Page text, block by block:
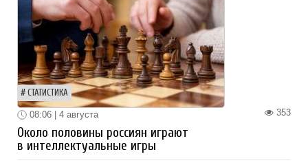
СТАТИСТИКА
353
08:06 | 4 августа
Около половины россиян играют
в интеллектуальные игры